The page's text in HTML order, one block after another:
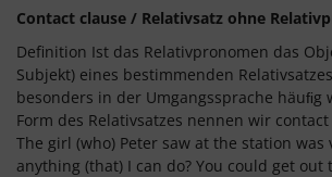
Contact clause / Relativsatz ohne
Definition Ist das Relativpronomen das
Subjekt) eines bestimmenden
besonders in der Umgangssprache häuﬁg
Form des Relativsatzes nennen wir
The girl (who) Peter saw at the station
anything (that) I can do? You could get out